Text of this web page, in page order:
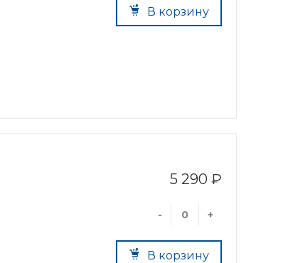
В корзину
5 290 ₽
- +
В корзину